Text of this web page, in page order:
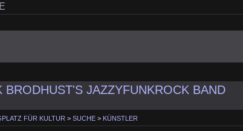
BRODHUST'S JAZZYFUNKROCK BAND
FÜR KULTUR >SUCHE > KÜNSTLER